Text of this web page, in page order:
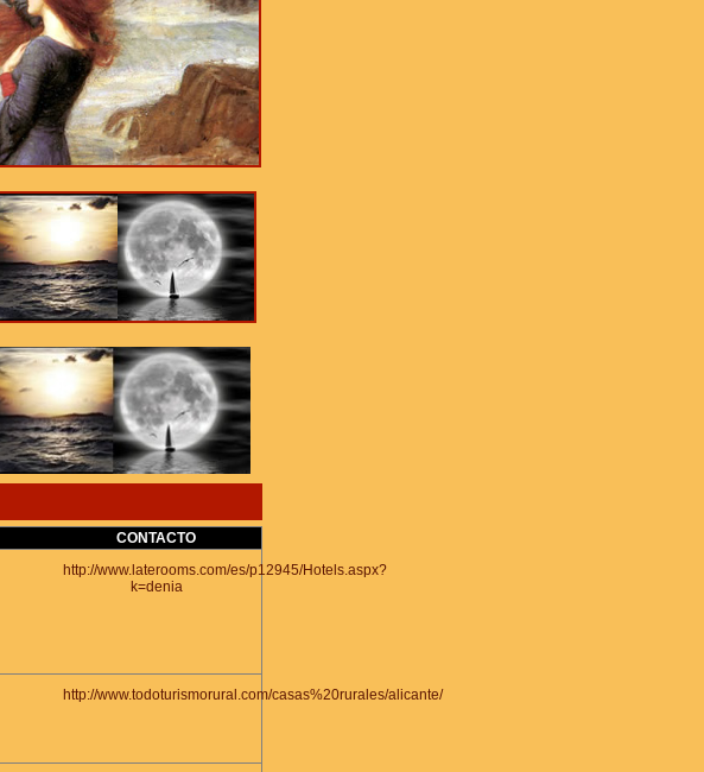
CONTACTO
http://www.laterooms.com/es/p12945/Hotels.aspx?
k=denia
http://www.todoturismorural.com/casas%20rurales/alicante/